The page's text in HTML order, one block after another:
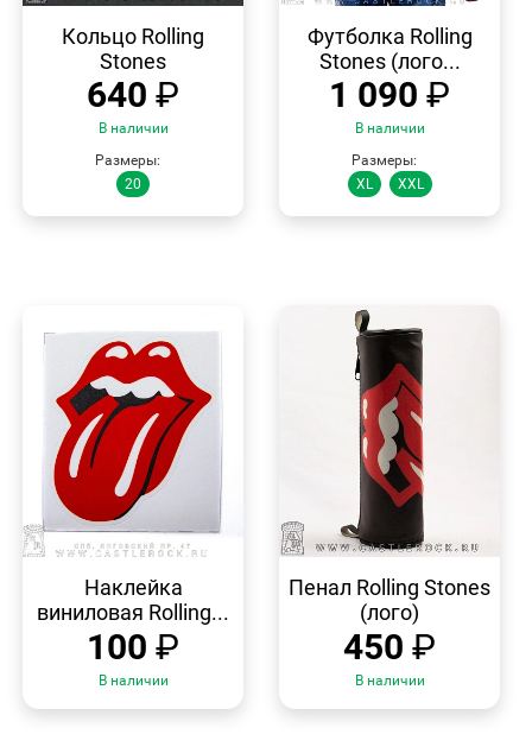
ПРОСМОТР
Кольцо Rolling
Stones
640 ₽
В наличии
Размеры:
20
ПРОСМОТР
Футболка Rolling
Stones (лого...
1 090 ₽
В наличии
Размеры:
XL
XXL
ПРОСМОТР
Наклейка
виниловая Rolling...
100 ₽
В наличии
ПРОСМОТР
Пенал Rolling Stones
(лого)
450 ₽
В наличии